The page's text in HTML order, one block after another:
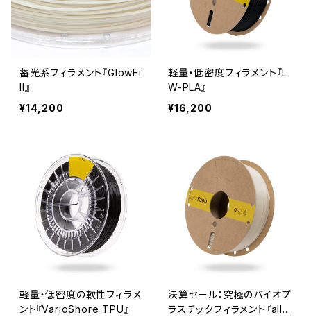
蓄光系フィラメント『GlowFi
ll』
¥14,200
軽量・低密度フィラメント『L
W-PLA』
¥16,200
軽量・低密度の軟性フィラメ
ント『VarioShore TPU』
決算セール：究極のバイオプ
ラスチックフィラメント『allP